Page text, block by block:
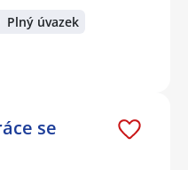
Plný úvazek
se